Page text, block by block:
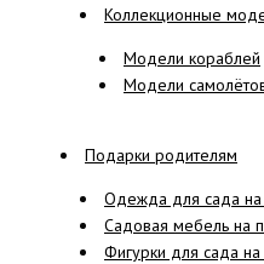
Коллекционные
Модели кораблей
Модели
Подарки родителям
Одежда для сада
Садовая мебель на
Фигурки для сада